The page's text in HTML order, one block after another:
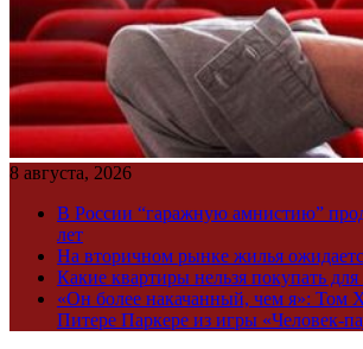
8 августа, 2026
В России “гаражную амнистию”
лет
На вторичном рынке жилья
Какие квартиры нельзя покупать для
«Он более накачанный, чем я»: Том
Питере Паркере из игры «Человек-